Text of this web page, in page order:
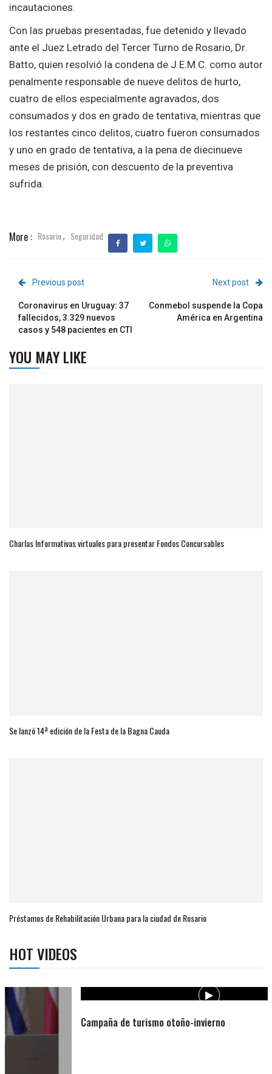
incautaciones.
Con las pruebas presentadas, fue detenido y llevado
ante el Juez Letrado del Tercer Turno de Rosario, Dr.
Batto, quien resolvió la condena de J.E.M.C. como autor
penalmente responsable de nueve delitos de hurto,
cuatro de ellos especialmente agravados, dos
consumados y dos en grado de tentativa, mientras que
los restantes cinco delitos, cuatro fueron consumados
y uno en grado de tentativa, a la pena de diecinueve
meses de prisión, con descuento de la preventiva
sufrida.
More : Rosario, Seguridad
Previous post
Coronavirus en Uruguay: 37
fallecidos, 3.329 nuevos
casos y 548 pacientes en CTI
Next post
Conmebol suspende la Copa
América en Argentina
YOU MAY LIKE
Charlas Informativas virtuales para presentar Fondos Concursables
Se lanzó 14ª edición de la Festa de la Bagna Cauda
Préstamos de Rehabilitación Urbana para la ciudad de Rosario
HOT VIDEOS
Campaña de turismo otoño-invierno